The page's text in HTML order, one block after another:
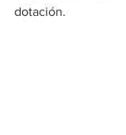
dotación.